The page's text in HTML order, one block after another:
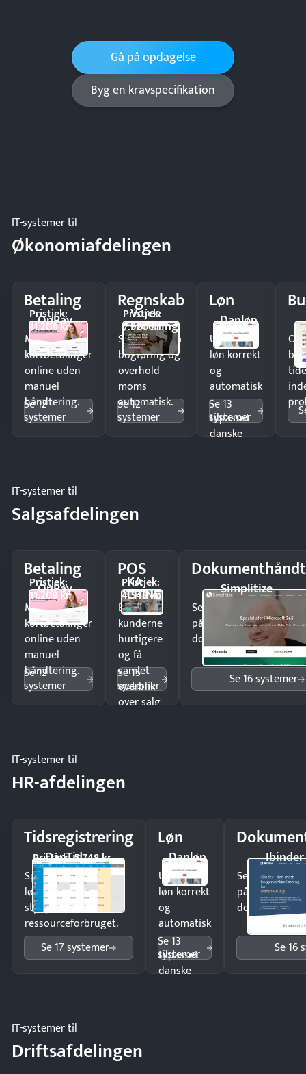
Gå på opdagelse
Byg en kravspecifikation
IT-systemer til
Økonomiafdelingen
Betaling
OnPay
Pristjek:
11.208 kr
Modtag
kortbetalinger
online uden
manuel
håndtering.
Se 12
systemer
Regnskab
Vores
Forening
Pristjek:
7.920 kr
Spar timer på
bogføring og
overhold
moms
automatisk.
Se 12
systemer
Løn
Danløn
Udbetal
løn korrekt
og
automatisk
—
tilpasset
danske
Se 13
systemer
IT-systemer til
Salgsafdelingen
Betaling
OnPay
Pristjek:
11.208 kr
Modtag
kortbetalinger
online uden
manuel
håndtering.
Se 12
systemer
POS
KA-
CHING
Pristjek:
4.548 kr
Ekspedér
kunderne
hurtigere
og få
samlet
overblik
over salg
Se 15
systemer
Simplitize
Send kontrakter til
på minutter og mist
dokumenter.
Se 16 systemer
IT-systemer til
HR-afdelingen
Tidsregistrering
DanTid
Pristjek: 5.748 kr
Spar tid på
lønberegning og få
styr på
ressourceforbruget.
Se 17 systemer
Løn
Danløn
Udbetal
løn korrekt
og
automatisk
—
tilpasset
danske
Se 13
systemer
Ibinder
Send
på minutter
dokumenter.
Se 16
IT-systemer til
Driftsafdelingen